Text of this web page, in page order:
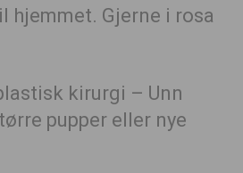
hjemmet. Gjerne i rosa
kirurgi – Unn
pupper eller nye